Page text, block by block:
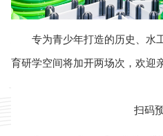
专为青少年打造的历史、水
育研学空间将加开两场次，欢迎
扫码